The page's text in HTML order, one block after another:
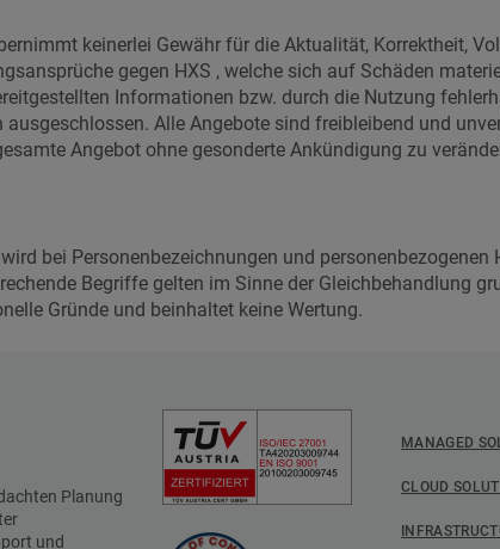
keinerlei Gewähr für die Aktualität, Korrektheit,
gegen HXS , welche sich auf Schäden
Infor­ma­tionen bzw. durch die Nutz­ung
Alle Angebote sind freibleibend und
Angebot ohne gesonderte Ankündigung zu
bei Personenbezeichnungen und
Begriffe gelten im Sinne der Gleichbehandlung
Gründe und beinhaltet keine Wertung.
Planung
und
MANAGED
CLOUD